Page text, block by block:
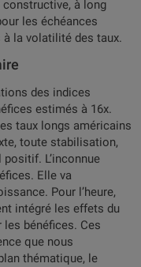
à long
les échéances
la volatilité des taux.
des indices
estimés à 16x.
taux longs américains
toute stabilisation,
L’inconnue
Elle va
Pour l’heure,
intégré les effets du
les bénéfices. Ces
que nous
thématique, le